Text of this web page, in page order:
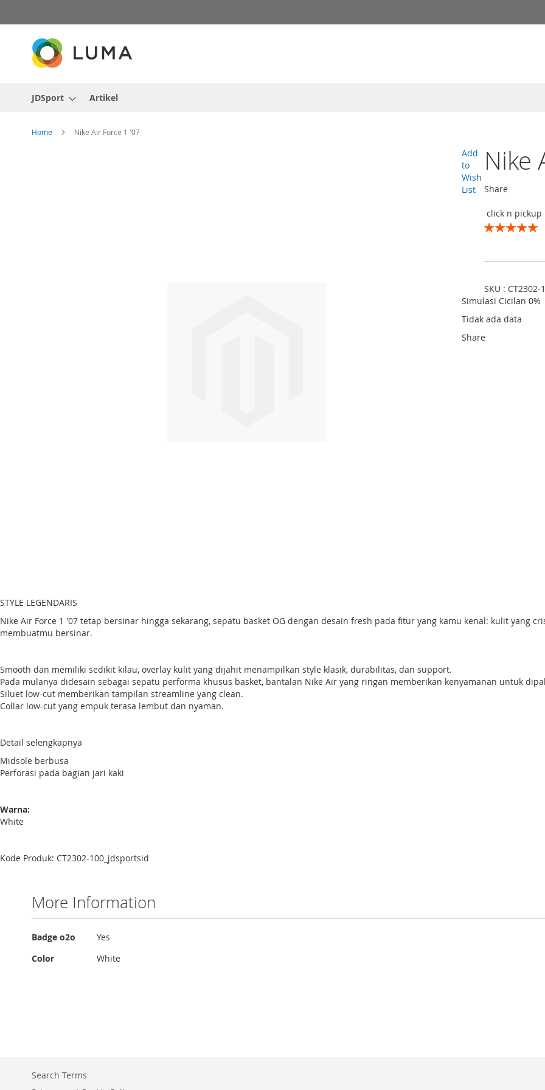
to
Content
JDSport Artikel
Home Nike Air Force 1 '07
Nike
Share
click n pickup
Rating:
SKU : CT2302-
the
beginning
of
gallery
Add
to
Wish
List
Simulasi Cicilan 0%
Tidak ada data
Share
STYLE LEGENDARIS
Nike Air Force 1 '07 tetap bersinar hingga sekarang, sepatu basket OG dengan desain fresh pada fitur yang kamu kenal: kulit yang
membuatmu bersinar.
Smooth dan memiliki sedikit kilau, overlay kulit yang dijahit menampilkan style klasik, durabilitas, dan support.
Pada mulanya didesain sebagai sepatu performa khusus basket, bantalan Nike Air yang ringan memberikan kenyamanan untuk
Siluet low-cut memberikan tampilan streamline yang clean.
Collar low-cut yang empuk terasa lembut dan nyaman.
Detail selengkapnya
Midsole berbusa
Perforasi pada bagian jari kaki
Warna:
White
Kode Produk: CT2302-100_jdsportsid
More Information
More
Information
Badge o2o
Yes
Color
White
Search Terms